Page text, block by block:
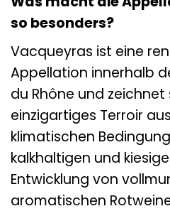
so besonders?
Vacqueyras ist eine
Appellation innerhalb
du Rhône und
einzigartiges Terroir
klimatischen
kalkhaltigen und
Entwicklung von
aromatischen